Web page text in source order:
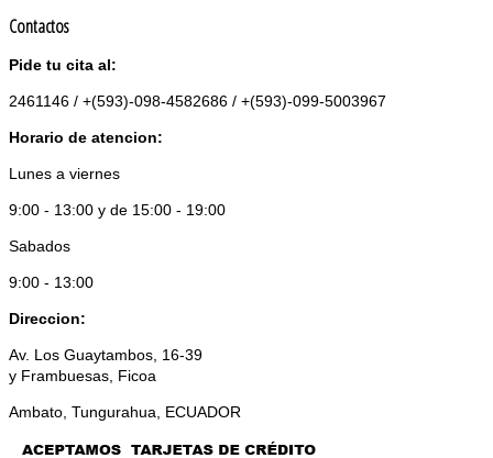
Contactos
Pide tu cita al:
2461146 / +(593)-098-4582686 / +(593)-099-5003967
Horario de atencion:
Lunes a viernes
9:00 - 13:00 y de 15:00 - 19:00
Sabados
9:00 - 13:00
Direccion:
Av. Los Guaytambos, 16-39
y Frambuesas, Ficoa
Ambato, Tungurahua, ECUADOR